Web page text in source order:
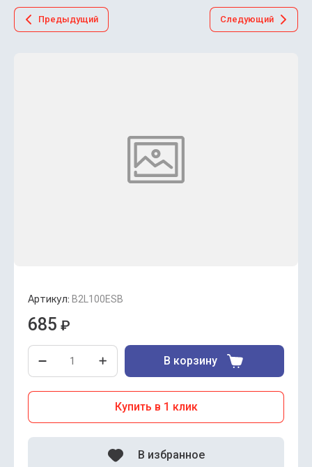
Предыдущий Следующий
Артикул: B2L100ESB
685 ₽
В корзину
Купить в 1 клик
В избранное